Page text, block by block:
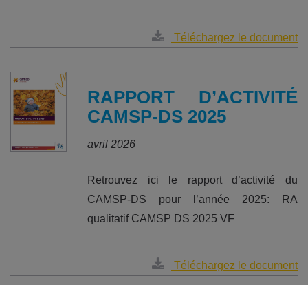
Téléchargez le document
RAPPORT D’ACTIVITÉ
CAMSP-DS 2025
avril 2026
Retrouvez ici le rapport d’activité du
CAMSP-DS pour l’année 2025: RA
qualitatif CAMSP DS 2025 VF
Téléchargez le document